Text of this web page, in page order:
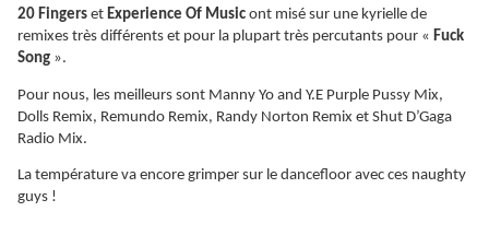
20 Fingers et Experience Of Music ont misé sur une kyrielle de
remixes très différents et pour la plupart très percutants pour « Fuck
Song ».
Pour nous, les meilleurs sont Manny Yo and Y.E Purple Pussy Mix,
Dolls Remix, Remundo Remix, Randy Norton Remix et Shut D’Gaga
Radio Mix.
La température va encore grimper sur le dancefloor avec ces naughty
guys !